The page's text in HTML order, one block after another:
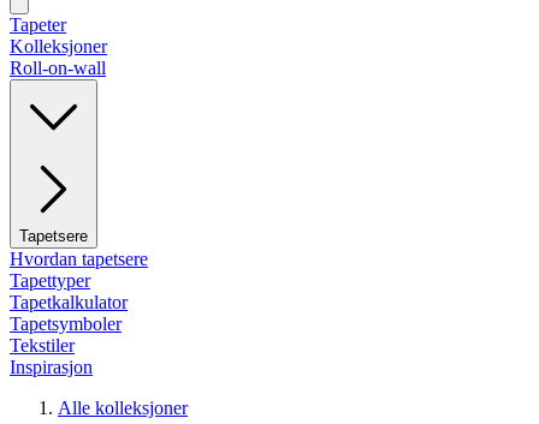
Tapeter
Kolleksjoner
Roll-on-wall
Tapetsere
Hvordan tapetsere
Tapettyper
Tapetkalkulator
Tapetsymboler
Tekstiler
Inspirasjon
Alle kolleksjoner